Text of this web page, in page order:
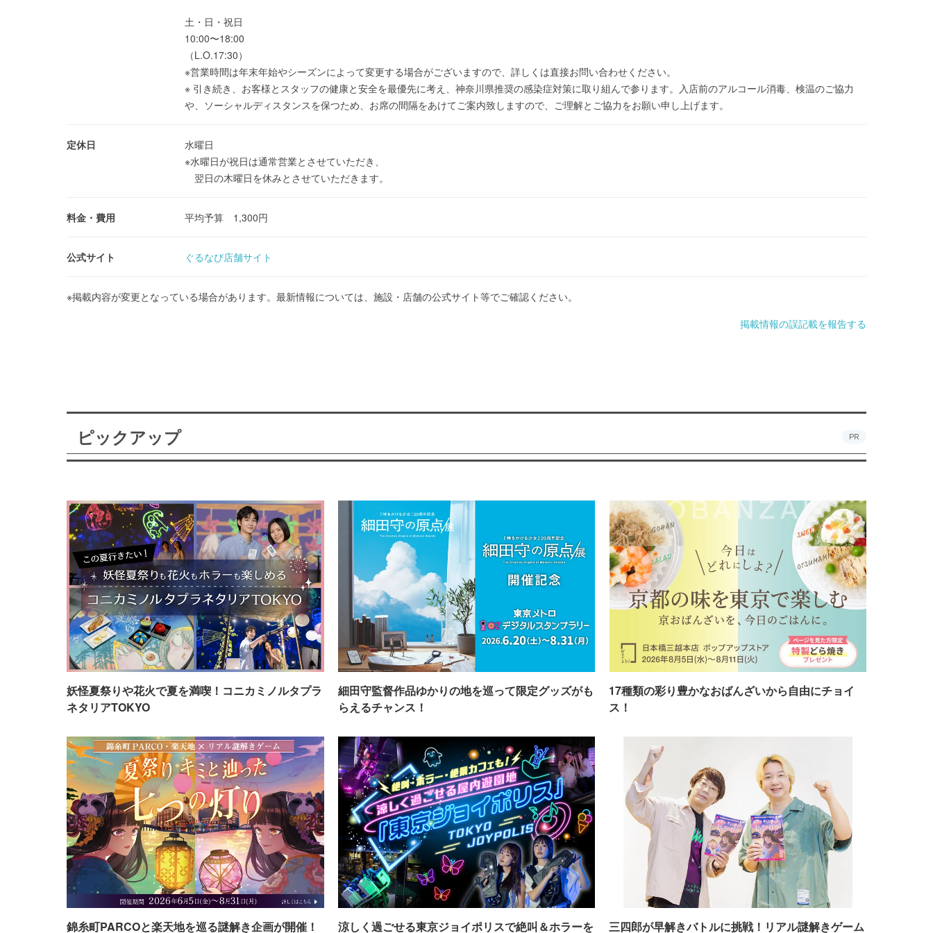
土・日・祝日
10:00〜18:00
（L.O.17:30）
※営業時間は年末年始やシーズンによって変更する場合がございますので、詳しくは直接お問い合わせください。
※ 引き続き、お客様とスタッフの健康と安全を最優先に考え、神奈川県推奨の感染症対策に取り組んで参ります。入店前のアルコール消毒、検温のご協力
や、ソーシャルディスタンスを保つため、お席の間隔をあけてご案内致しますので、ご理解とご協力をお願い申し上げます。
定休日
水曜日
※水曜日が祝日は通常営業とさせていただき、
翌日の木曜日を休みとさせていただきます。
料金・費用 平均予算 1,300円
公式サイト ぐるなび店舗サイト
※掲載内容が変更となっている場合があります。最新情報については、施設・店舗の公式サイト等でご確認ください。
掲載情報の誤記載を報告する
ピックアップ PR
妖怪夏祭りや花火で夏を満喫！コニカミノルタプラ
ネタリアTOKYO
細田守監督作品ゆかりの地を巡って限定グッズがも
らえるチャンス！
17種類の彩り豊かなおばんざいから自由にチョイ
ス！
錦糸町PARCOと楽天地を巡る謎解き企画が開催！ 涼しく過ごせる東京ジョイポリスで絶叫＆ホラーを 三四郎が早解きバトルに挑戦！リアル謎解きゲーム